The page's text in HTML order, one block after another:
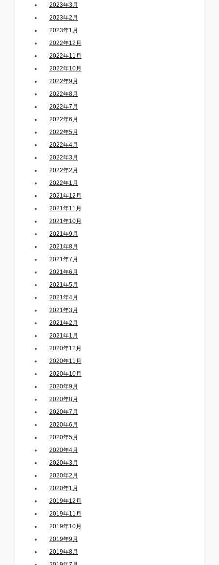
2023年3月
2023年2月
2023年1月
2022年12月
2022年11月
2022年10月
2022年9月
2022年8月
2022年7月
2022年6月
2022年5月
2022年4月
2022年3月
2022年2月
2022年1月
2021年12月
2021年11月
2021年10月
2021年9月
2021年8月
2021年7月
2021年6月
2021年5月
2021年4月
2021年3月
2021年2月
2021年1月
2020年12月
2020年11月
2020年10月
2020年9月
2020年8月
2020年7月
2020年6月
2020年5月
2020年4月
2020年3月
2020年2月
2020年1月
2019年12月
2019年11月
2019年10月
2019年9月
2019年8月